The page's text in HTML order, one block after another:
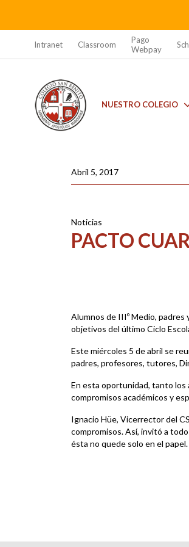
Intranet Classroom
Pago
Webpay
NUESTRO COLEGIO
Abril 5, 2017
Noticias
PACTO
Alumnos de IIIº Medio,
objetivos del último Ciclo
Este miércoles 5 de abril se
padres, profesores, tutores,
En esta oportunidad, tanto los
compromisos académicos y
Ignacio Hüe, Vicerrector del
compromisos. Así, invitó a
ésta no quede solo en el papel.